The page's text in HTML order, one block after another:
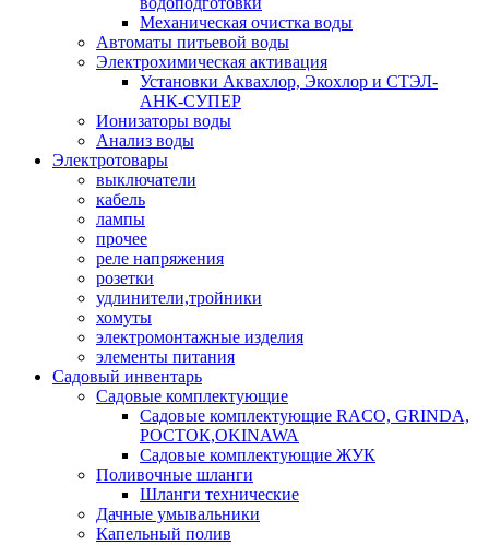
Механическая очистка воды
Автоматы питьевой воды
Электрохимическая активация
Установки Аквахлор, Экохлор и СТЭЛ-
АНК-СУПЕР
Ионизаторы воды
Анализ воды
Электротовары
выключатели
кабель
лампы
прочее
реле напряжения
розетки
удлинители,тройники
хомуты
электромонтажные изделия
элементы питания
Садовый инвентарь
Садовые комплектующие
Садовые комплектующие RACO, GRINDA,
РОСТОК,OKINAWA
Садовые комплектующие ЖУК
Поливочные шланги
Шланги технические
Дачные умывальники
Капельный полив